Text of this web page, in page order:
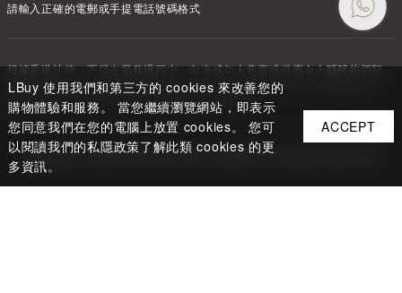
LBuy 使用我們和第三方的 cookies 來改善您的
購物體驗和服務。 當您繼續瀏覽網站，即表示
您同意我們在您的電腦上放置 cookies。 您可
以閱讀我們的私隱政策了解此類 cookies 的更
多資訊。
ACCEPT
請輸入正確的電郵或手提電話號碼格式
根據香港法律，不得在業務過程中，向未成年人售賣或供應令人醺醉的酒類
Under the law of Hong Kong, intoxicating liquor must not be sold or
supplied to a minor in the course of business.
Copyright ©2026LBUY @ LOFTY LIMITED. All Rights Reserved.